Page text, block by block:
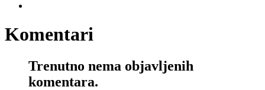
Komentari
Trenutno nema objavljenih
komentara.